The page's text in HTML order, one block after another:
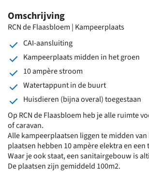
Omschrijving
RCN de Flaasbloem | Kampeerplaats
CAI-aansluiting
Kampeerplaats midden in het groen
10 ampère stroom
Watertappunt in de buurt
Huisdieren (bijna overal) toegestaan
Op RCN de Flaasbloem heb je alle ruimte
of caravan.
Alle kampeerplaatsen liggen te midden van
plaatsen hebben 10 ampère elektra en
Waar je ook staat, een sanitairgebouw is
De plaatsen zijn gemiddeld 100m2.